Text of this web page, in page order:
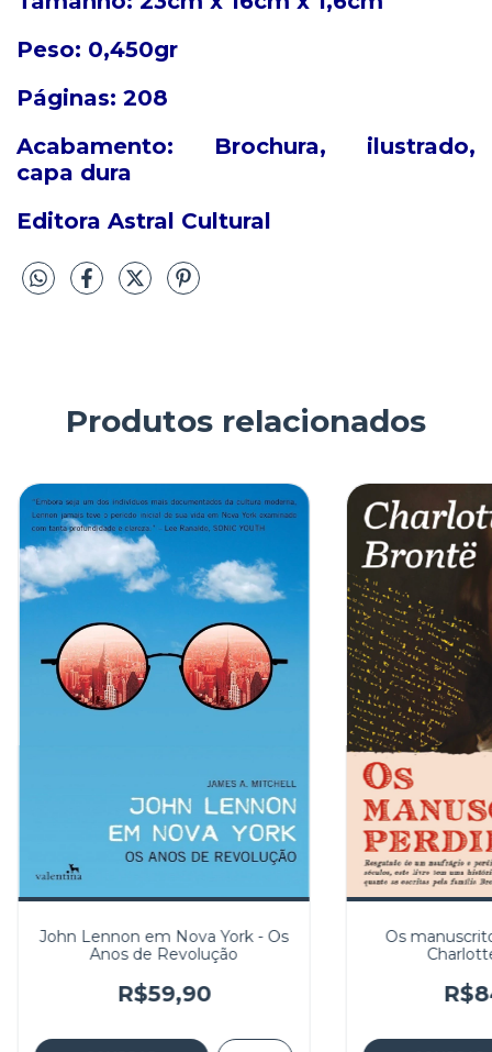
Peso: 0,450gr
Páginas: 208
Acabamento:
Brochura, ilustrado,
capa dura
Editora Astral Cultural
Produtos relacionados
John Lennon em Nova York - Os
Anos de Revolução
R$59,90
Os